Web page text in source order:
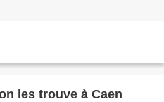
les trouve à Caen